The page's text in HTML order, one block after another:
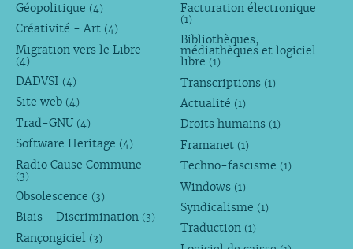
Géopolitique (4)
Créativité - Art (4)
Migration vers le Libre
(4)
DADVSI (4)
Site web (4)
Trad-GNU (4)
Software Heritage (4)
Radio Cause Commune
(3)
Obsolescence (3)
Biais - Discrimination (3)
Rançongiciel (3)
Facturation électronique
(1)
Bibliothèques,
médiathèques et logiciel
libre (1)
Transcriptions (1)
Actualité (1)
Droits humains (1)
Framanet (1)
Techno-fascisme (1)
Windows (1)
Syndicalisme (1)
Traduction (1)